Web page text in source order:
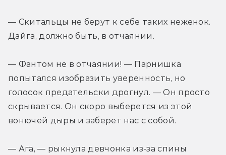
— Скитальцы не берут к себе таких неженок.
Дайга, должно быть, в отчаянии.
— Фантом не в отчаянии! — Парнишка
попытался изобразить уверенность, но
голосок предательски дрогнул. — Он просто
скрывается. Он скоро выберется из этой
вонючей дыры и заберет нас с собой.
— Ага, — рыкнула девчонка из-за спины